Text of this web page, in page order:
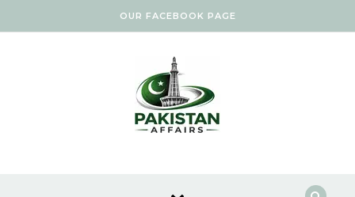
OUR FACEBOOK PAGE